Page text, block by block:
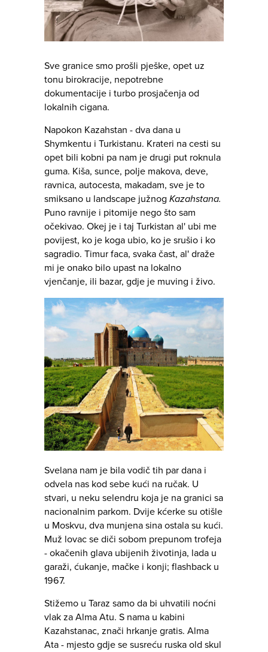
Sve granice smo prošli pješke, opet uz
tonu birokracije, nepotrebne
dokumentacije i turbo prosjačenja od
lokalnih cigana.
Napokon Kazahstan - dva dana u
Shymkentu i Turkistanu. Krateri na cesti su
opet bili kobni pa nam je drugi put roknula
guma. Kiša, sunce, polje makova, deve,
ravnica, autocesta, makadam, sve je to
smiksano u landscape južnog Kazahstana.
Puno ravnije i pitomije nego što sam
očekivao. Okej je i taj Turkistan al' ubi me
povijest, ko je koga ubio, ko je srušio i ko
sagradio. Timur faca, svaka čast, al' draže
mi je onako bilo upast na lokalno
vjenčanje, ili bazar, gdje je muving i živo.
Svelana nam je bila vodič tih par dana i
odvela nas kod sebe kući na ručak. U
stvari, u neku selendru koja je na granici sa
nacionalnim parkom. Dvije kćerke su otišle
u Moskvu, dva munjena sina ostala su kući.
Muž lovac se diči sobom prepunom trofeja
- okačenih glava ubijenih životinja, lada u
garaži, ćukanje, mačke i konji; flashback u
1967.
Stižemo u Taraz samo da bi uhvatili noćni
vlak za Alma Atu. S nama u kabini
Kazahstanac, znači hrkanje gratis. Alma
Ata - mjesto gdje se susreću ruska old skul